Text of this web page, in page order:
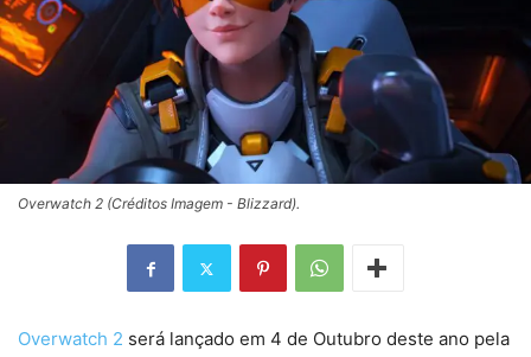
Overwatch 2 (Créditos Imagem - Blizzard).
Overwatch 2 será lançado em 4 de Outubro deste ano pela